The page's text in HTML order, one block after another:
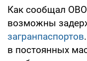
Как сообщал
возможны
загранпаспортов
в постоянных